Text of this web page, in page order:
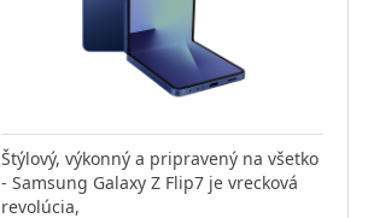
Štýlový, výkonný a pripravený na všetko
- Samsung Galaxy Z Flip7 je vrecková
revolúcia,